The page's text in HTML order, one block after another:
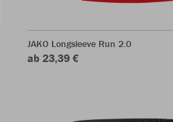
JAKO Longsleeve Run 2.0
ab 23,39 €